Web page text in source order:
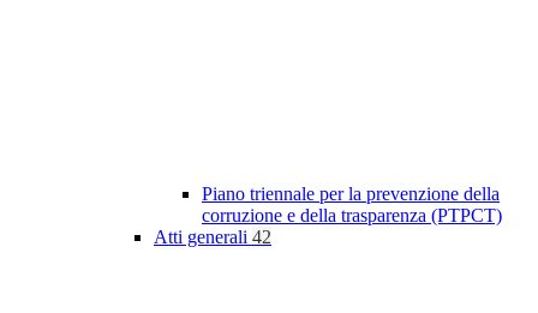
Piano triennale per la prevenzione della
corruzione e della trasparenza (PTPCT)
Atti generali 42